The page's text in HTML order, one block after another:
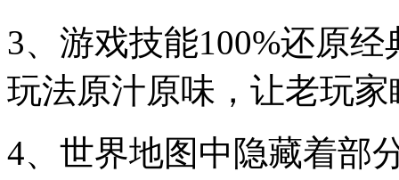
3、游戏技能100%还原
玩法原汁原味，让老玩
4、世界地图中隐藏着部